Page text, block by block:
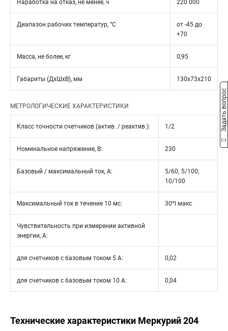
Наработка на отказ, не менее, ч 220 000
Диапазон рабочих температур, °С
от -45 до
+70
Масса, не более, кг 0,95
Габариты (ДхШхВ), мм 130x73x210
МЕТРОЛОГИЧЕСКИЕ ХАРАКТЕРИСТИКИ
Класс точности счетчиков (актив. / реактив.): 1/2
Номинальное напряжение, В: 230
Базовый / максимальный ток, А:
5/60; 5/100;
10/100
Максимальный ток в течение 10 мс: 30*I макс
Чувствительность при измерении активной
энергии, А:
для счетчиков с базовым током 5 А: 0,02
для счетчиков с базовым током 10 А: 0,04
Технические характеристики Меркурий 204
Задать вопрос